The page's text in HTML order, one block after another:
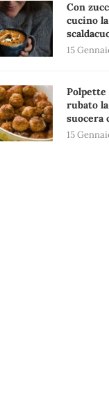
Con
cucino
15
Polpette
rubato
suocera
15